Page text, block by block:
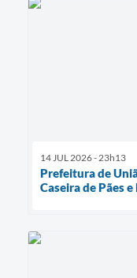
14 JUL 2026 - 23h13
Prefeitura de
Caseira de Pães